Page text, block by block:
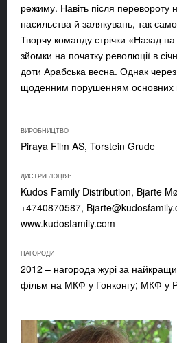
режиму. Навіть після перевороту
насильства й залякувань, так
Творчу команду стрічки «Назад
зйомки на початку революції в
доти Арабська весна. Однак через
щоденним порушенням основних
ВИРОБНИЦТВО
Piraya Film AS, Torstein Grude
ДИСТРИБ'ЮЦІЯ:
Kudos Family Distribution, Bjarte
+4740870587,
www.kudosfamily.com
НАГОРОДИ
2012 – нагорода журі за
фільм на МКФ у Гонконгу; МКФ у